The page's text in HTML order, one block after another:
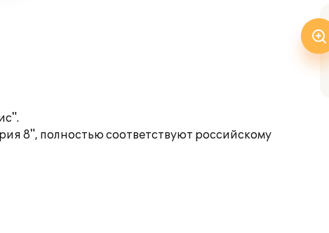
8", полностью соответствуют российскому